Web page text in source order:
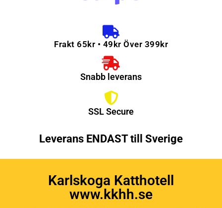
Frakt 65kr • 49kr Över 399kr
Snabb leverans
SSL Secure
Leverans ENDAST till Sverige
Karlskoga Katthotell
www.kkhh.se